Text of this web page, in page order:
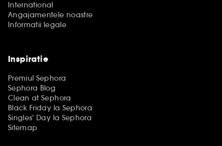
International
Angajamentele noastre
Informatii legale
Inspiratie
Premiul Sephora
Sephora Blog
Clean at Sephora
Black Friday la Sephora
Singles' Day la Sephora
Sitemap